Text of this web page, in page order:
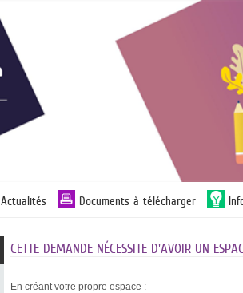
Actualités Documents à télécharger
CETTE DEMANDE NÉCESSITE D'AVOIR UN
En créant votre propre espace :